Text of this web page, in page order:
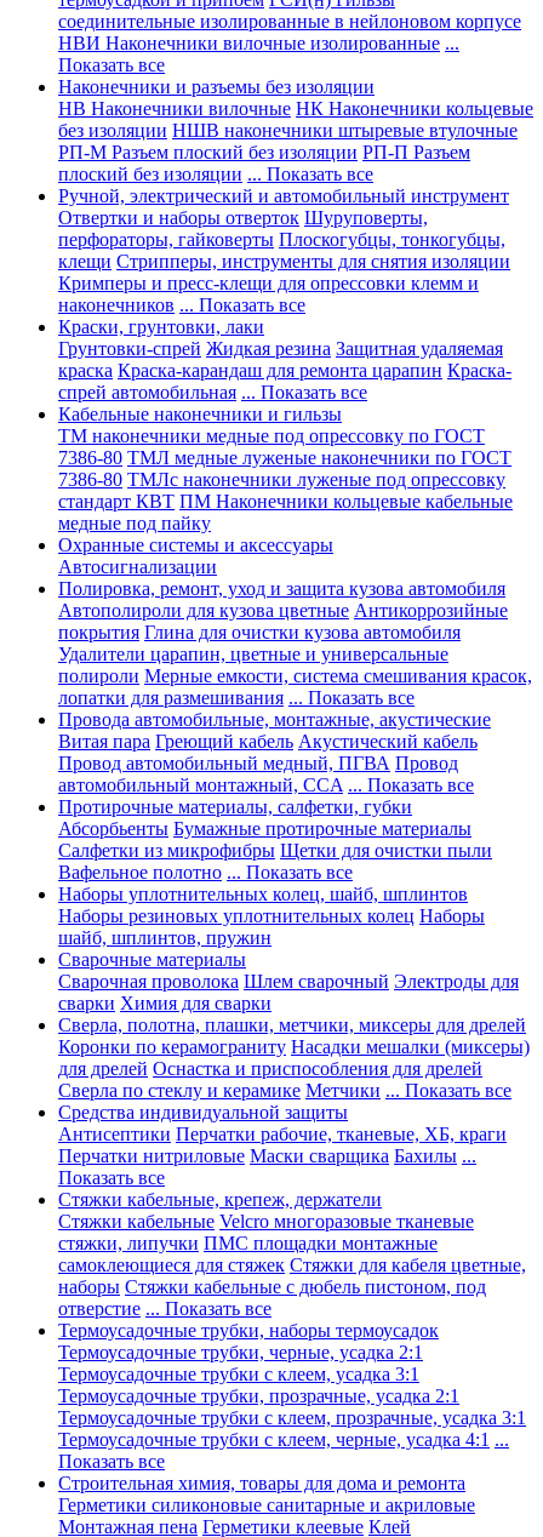
соединительные изолированные в нейлоновом корпусе
НВИ Наконечники вилочные изолированные ...
Показать все
Наконечники и разъемы без изоляции
НВ Наконечники вилочные НК Наконечники кольцевые
без изоляции НШВ наконечники штыревые втулочные
РП-М Разъем плоский без изоляции РП-П Разъем
плоский без изоляции ... Показать все
Ручной, электрический и автомобильный инструмент
Отвертки и наборы отверток Шуруповерты,
перфораторы, гайковерты Плоскогубцы, тонкогубцы,
клещи Стрипперы, инструменты для снятия изоляции
Кримперы и пресс-клещи для опрессовки клемм и
наконечников ... Показать все
Краски, грунтовки, лаки
Грунтовки-спрей Жидкая резина Защитная удаляемая
краска Краска-карандаш для ремонта царапин Краска-
спрей автомобильная ... Показать все
Кабельные наконечники и гильзы
ТМ наконечники медные под опрессовку по ГОСТ
7386-80 ТМЛ медные луженые наконечники по ГОСТ
7386-80 ТМЛс наконечники луженые под опрессовку
стандарт КВТ ПМ Наконечники кольцевые кабельные
медные под пайку
Охранные системы и аксессуары
Автосигнализации
Полировка, ремонт, уход и защита кузова автомобиля
Автополироли для кузова цветные Антикоррозийные
покрытия Глина для очистки кузова автомобиля
Удалители царапин, цветные и универсальные
полироли Мерные емкости, система смешивания красок,
лопатки для размешивания ... Показать все
Провода автомобильные, монтажные, акустические
Витая пара Греющий кабель Акустический кабель
Провод автомобильный медный, ПГВА Провод
автомобильный монтажный, CCA ... Показать все
Протирочные материалы, салфетки, губки
Абсорбьенты Бумажные протирочные материалы
Салфетки из микрофибры Щетки для очистки пыли
Вафельное полотно ... Показать все
Наборы уплотнительных колец, шайб, шплинтов
Наборы резиновых уплотнительных колец Наборы
шайб, шплинтов, пружин
Сварочные материалы
Сварочная проволока Шлем сварочный Электроды для
сварки Химия для сварки
Сверла, полотна, плашки, метчики, миксеры для дрелей
Коронки по керамограниту Насадки мешалки (миксеры)
для дрелей Оснастка и приспособления для дрелей
Сверла по стеклу и керамике Метчики ... Показать все
Средства индивидуальной защиты
Антисептики Перчатки рабочие, тканевые, ХБ, краги
Перчатки нитриловые Маски сварщика Бахилы ...
Показать все
Стяжки кабельные, крепеж, держатели
Стяжки кабельные Velcro многоразовые тканевые
стяжки, липучки ПМС площадки монтажные
самоклеющиеся для стяжек Стяжки для кабеля цветные,
наборы Стяжки кабельные с дюбель пистоном, под
отверстие ... Показать все
Термоусадочные трубки, наборы термоусадок
Термоусадочные трубки, черные, усадка 2:1
Термоусадочные трубки с клеем, усадка 3:1
Термоусадочные трубки, прозрачные, усадка 2:1
Термоусадочные трубки с клеем, прозрачные, усадка 3:1
Термоусадочные трубки с клеем, черные, усадка 4:1 ...
Показать все
Строительная химия, товары для дома и ремонта
Герметики силиконовые санитарные и акриловые
Монтажная пена Герметики клеевые Клей